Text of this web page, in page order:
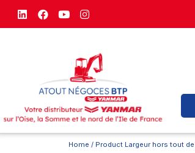
Home / Product Largeur hors tout